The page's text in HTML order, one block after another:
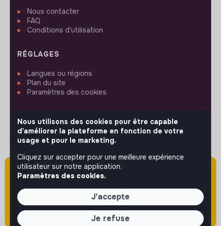
Attention cette annonce a été publiée il y a
plus de 60 jours (le 08/05/2026) et est sans
doute expirée ou non mise à jour.
Nous contacter
FAQ
Conditions d'utilisation
RÉGLAGES
Langues ou régions
Plan du site
Paramètres des cookies
SUIVEZ-NOUS
Nous utilisons des cookies pour être capable
d'améliorer la plateforme en fonction de votre
usage et pour le marketing.
Cliquez sur accepter pour une meilleure expérience
utilisateur sur notre application.
Paramètres des cookies.
J'accepte
Je refuse